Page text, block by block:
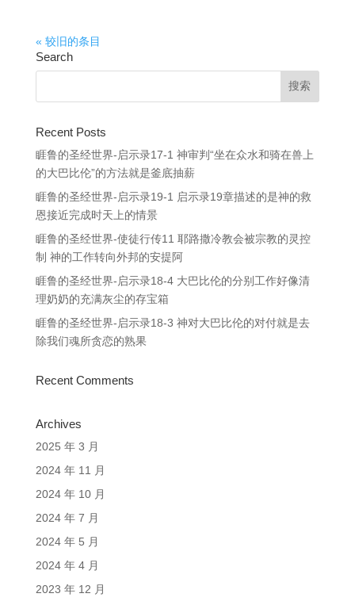
« 较旧的条目
Search
Recent Posts
睚鲁的圣经世界-启示录17-1 神审判“坐在众水和骑在兽上
的大巴比伦”的方法就是釜底抽薪
睚鲁的圣经世界-启示录19-1 启示录19章描述的是神的救
恩接近完成时天上的情景
睚鲁的圣经世界-使徒行传11 耶路撒冷教会被宗教的灵控
制 神的工作转向外邦的安提阿
睚鲁的圣经世界-启示录18-4 大巴比伦的分别工作好像清
理奶奶的充满灰尘的存宝箱
睚鲁的圣经世界-启示录18-3 神对大巴比伦的对付就是去
除我们魂所贪恋的熟果
Recent Comments
Archives
2025 年 3 月
2024 年 11 月
2024 年 10 月
2024 年 7 月
2024 年 5 月
2024 年 4 月
2023 年 12 月